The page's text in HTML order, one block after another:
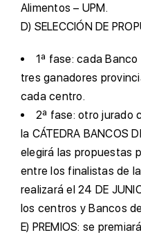
Alimentos – UPM.
D) SELECCIÓN DE
1ª fase: cada
tres ganadores
cada centro.
2ª fase: otro jurado
la CÁTEDRA BANCOS
elegirá las propuestas
entre los finalistas de
realizará el 24 DE
los centros y Bancos
E) PREMIOS: se